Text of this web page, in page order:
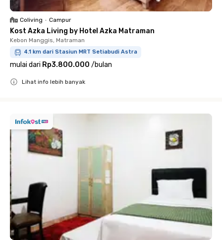
Coliving • Campur
Kost Azka Living by Hotel Azka Matraman
Kebon Manggis, Matraman
4.1 km dari Stasiun MRT Setiabudi Astra
mulai dari Rp3.800.000 /bulan
Lihat info lebih banyak